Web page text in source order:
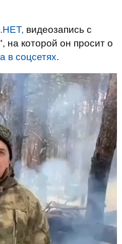
видеозапись с
на которой он просит о
в соцсетях.